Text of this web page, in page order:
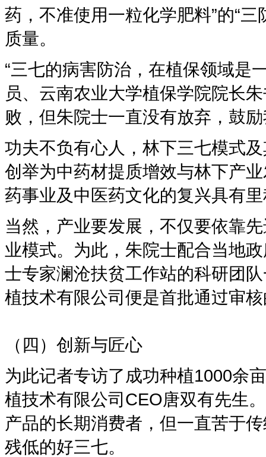
药，不准使用一粒化学肥料”的“
质量。
“三七的病害防治，在植保领域是
员、云南农业大学植保学院院长
败，但朱院士一直没有放弃，鼓
功夫不负有心人，林下三七模式
创举为中药材提质增效与林下产
药事业及中医药文化的复兴具有
当然，产业要发展，不仅要依靠
业模式。为此，朱院士配合当地
士专家澜沧扶贫工作站的科研团
植技术有限公司便是首批通过审
（四）创新与匠心
为此记者专访了成功种植1000
植技术有限公司CEO唐双有先生
产品的长期消费者，但一直苦于
残低的好三七。